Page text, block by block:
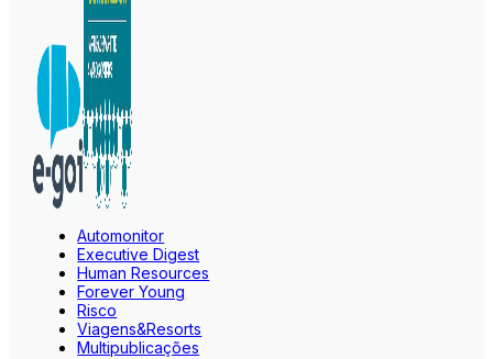
Automonitor
Executive Digest
Human Resources
Forever Young
Risco
Viagens&Resorts
Multipublicações